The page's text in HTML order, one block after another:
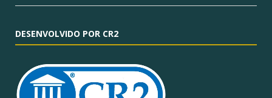
DESENVOLVIDO POR CR2